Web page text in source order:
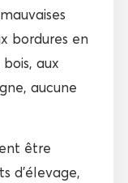
bordures en
aux
aucune
être
d’élevage,